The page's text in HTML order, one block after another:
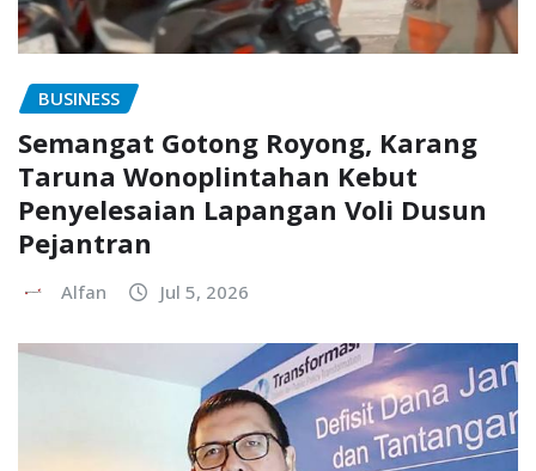
BUSINESS
Semangat Gotong Royong, Karang
Taruna Wonoplintahan Kebut
Penyelesaian Lapangan Voli Dusun
Pejantran
Alfan Jul 5, 2026